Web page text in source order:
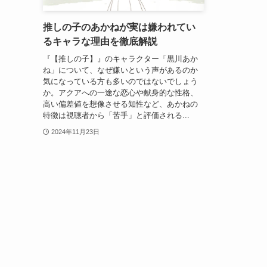
推しの子のあかねが実は嫌われてい
るキャラな理由を徹底解説
『【推しの子】』のキャラクター「黒川あか
ね」について、なぜ嫌いという声があるのか
気になっている方も多いのではないでしょう
か。アクアへの一途な恋心や献身的な性格、
高い偏差値を想像させる知性など、あかねの
特徴は視聴者から「苦手」と評価される...
2024年11月23日